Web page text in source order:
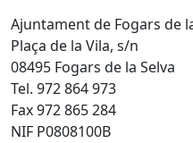
Ajuntament de Fogars de
Plaça de la Vila, s/n
08495 Fogars de la Selva
Tel. 972 864 973
Fax 972 865 284
NIF P0808100B